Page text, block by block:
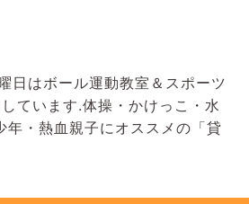
日はボール運動教室＆スポーツ
ています.体操・かけっこ・水
・熱血親子にオススメの「貸